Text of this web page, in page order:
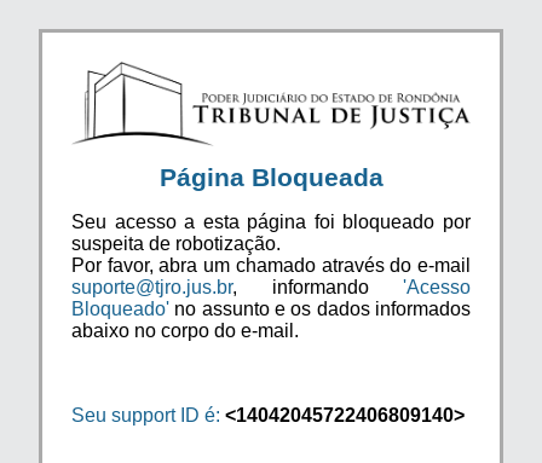
Página Bloqueada
Seu acesso a esta página foi bloqueado por
suspeita de robotização.
Por favor, abra um chamado através do e-mail
suporte@tjro.jus.br, informando 'Acesso
Bloqueado' no assunto e os dados informados
abaixo no corpo do e-mail.
Seu support ID é: <14042045722406809140>